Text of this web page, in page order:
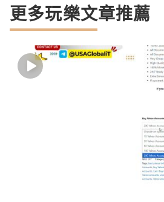
更多玩樂文章推薦